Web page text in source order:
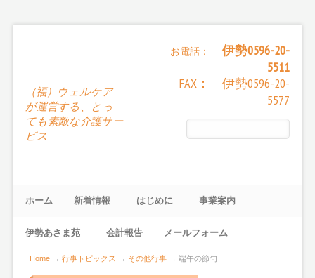
（福）ウェルケア
が運営する、とっ
ても素敵な介護サー
ビス
お電話：
伊勢0596-20-
5511
FAX： 伊勢0596-20-
5577
ホーム 新着情報 はじめに 事業案内
伊勢あさま苑 会計報告 メールフォーム
Home →行事トピックス → その他行事 →端午の節句